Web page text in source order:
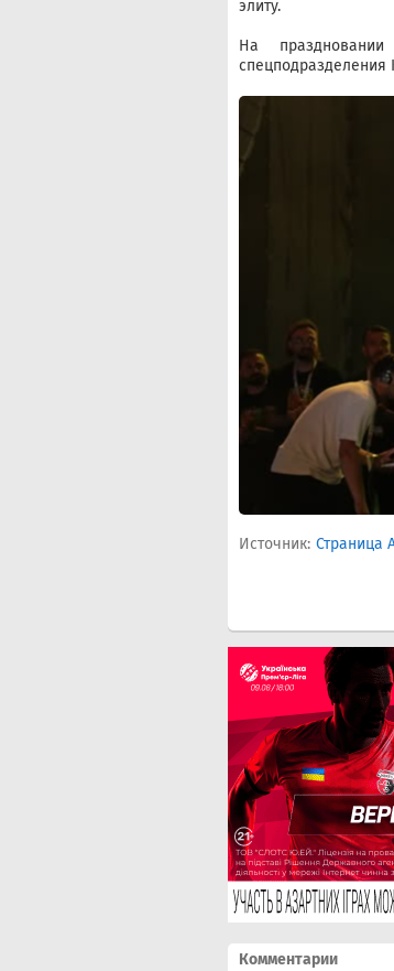
элиту.
На
спецподразделения
Источник: Страница
Комментарии